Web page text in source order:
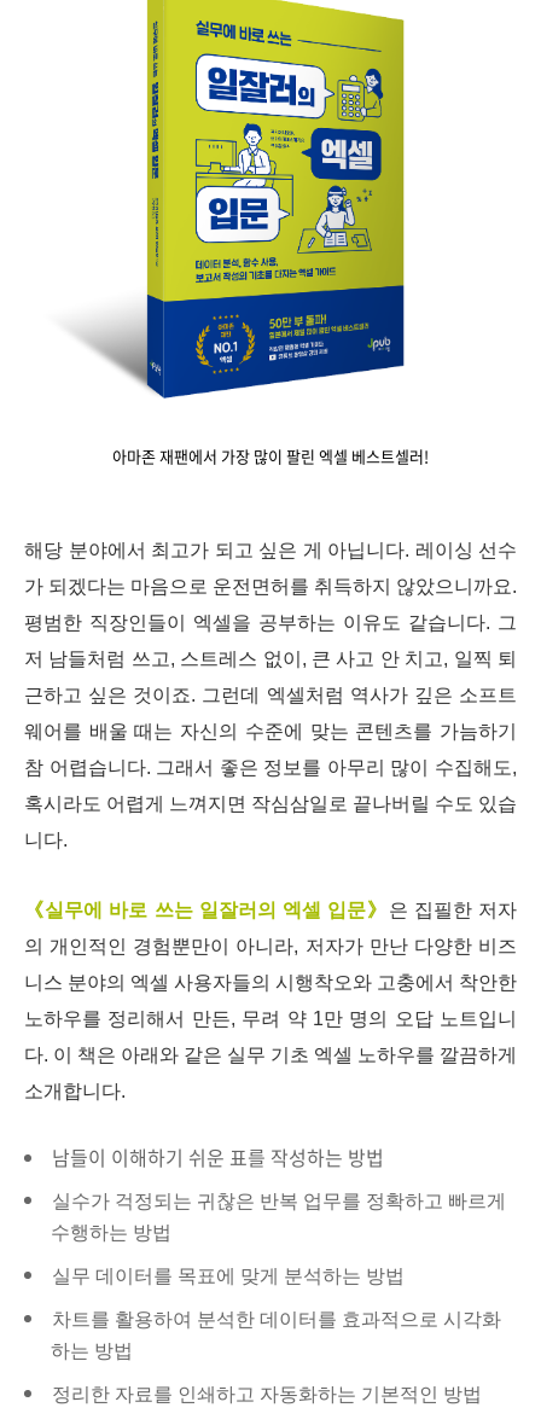
아마존 재팬에서 가장 많이 팔린 엑셀 베스트셀러!
해당 분야에서 최고가 되고 싶은 게 아닙니다. 레이싱 선수
가 되겠다는 마음으로 운전면허를 취득하지 않았으니까요.
평범한 직장인들이 엑셀을 공부하는 이유도 같습니다. 그
저 남들처럼 쓰고, 스트레스 없이, 큰 사고 안 치고, 일찍 퇴
근하고 싶은 것이죠. 그런데 엑셀처럼 역사가 깊은 소프트
웨어를 배울 때는 자신의 수준에 맞는 콘텐츠를 가늠하기
참 어렵습니다. 그래서 좋은 정보를 아무리 많이 수집해도,
혹시라도 어렵게 느껴지면 작심삼일로 끝나버릴 수도 있습
니다.
《실무에 바로 쓰는 일잘러의 엑셀 입문》 은 집필한 저자
의 개인적인 경험뿐만이 아니라, 저자가 만난 다양한 비즈
니스 분야의 엑셀 사용자들의 시행착오와 고충에서 착안한
노하우를 정리해서 만든, 무려 약 1만 명의 오답 노트입니
다. 이 책은 아래와 같은 실무 기초 엑셀 노하우를 깔끔하게
소개합니다.
남들이 이해하기 쉬운 표를 작성하는 방법
실수가 걱정되는 귀찮은 반복 업무를 정확하고 빠르게
수행하는 방법
실무 데이터를 목표에 맞게 분석하는 방법
차트를 활용하여 분석한 데이터를 효과적으로 시각화
하는 방법
정리한 자료를 인쇄하고 자동화하는 기본적인 방법